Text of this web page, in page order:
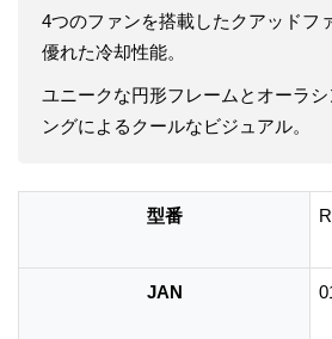
4つのファンを搭載したクアッドフ
優れた冷却性能。
ユニークな円形フレームとオーラ
ングによるクールなビジュアル。
型番
JAN